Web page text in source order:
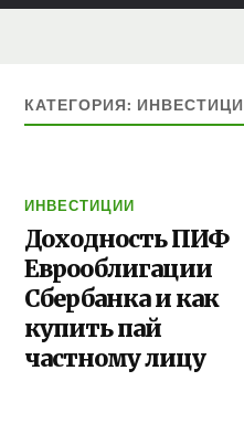
КАТЕГОРИЯ:
ИНВЕСТИЦИИ
Доходность ПИФ
Еврооблигации
Сбербанка и как
купить пай
частному лицу